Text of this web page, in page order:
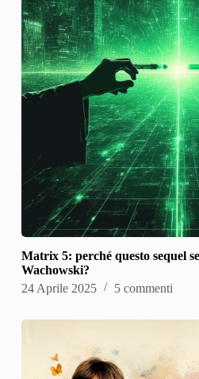
Matrix 5: perché questo sequel
Wachowski?
24 Aprile 2025
5 commenti